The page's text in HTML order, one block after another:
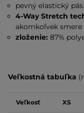
pevný elastický pás
4-Way Stretch
akomkoľvek smere
zloženie: 87%
Veľkostná tabuľka
Veľkosť XS